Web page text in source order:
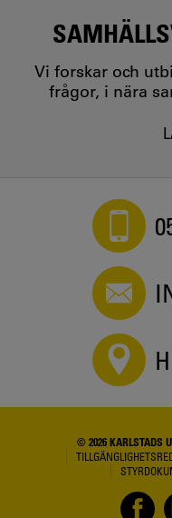
Vi forskar och
frågor, i nära
© 2026 KARLSTADS